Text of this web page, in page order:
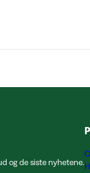
og de siste nyhetene.